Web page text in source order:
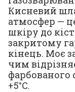
Кисневий
атмосфер —
шкіру до
закритому
кінець. Моє
чим
фарбованого
+5°C.